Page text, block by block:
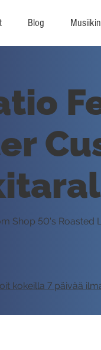
Blog
Shop 50's Roasted
kokeilla 7 päivää